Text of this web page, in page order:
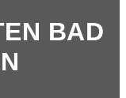
BAD